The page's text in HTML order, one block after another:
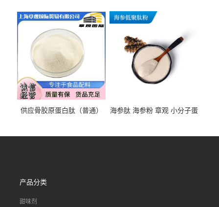
饮料 20%
应
供应骨胶原蛋白肽（普通）
海参肽 海参粉 章观 小分子蛋
产品分类
甜味剂